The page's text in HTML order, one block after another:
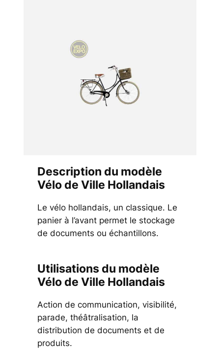
Description du modèle
Vélo de Ville Hollandais
Le vélo hollandais, un classique. Le
panier à l’avant permet le stockage
de documents ou échantillons.
Utilisations du modèle
Vélo de Ville Hollandais
Action de communication, visibilité,
parade, théâtralisation, la
distribution de documents et de
produits.